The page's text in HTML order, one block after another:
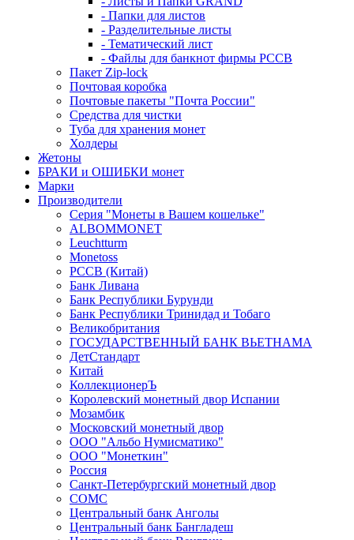
- Папки для листов
- Разделительные листы
- Тематический лист
- Файлы для банкнот фирмы PCCB
Пакет Zip-lock
Почтовая коробка
Почтовые пакеты "Почта России"
Средства для чистки
Туба для хранения монет
Холдеры
Жетоны
БРАКИ и ОШИБКИ монет
Марки
Производители
Серия "Монеты в Вашем кошельке"
ALBOMMONET
Leuchtturm
Monetoss
PCCB (Китай)
Банк Ливана
Банк Республики Бурунди
Банк Республики Тринидад и Тобаго
Великобритания
ГОСУДАРСТВЕННЫЙ БАНК ВЬЕТНАМА
ДетСтандарт
Китай
КоллекционерЪ
Королевский монетный двор Испании
Мозамбик
Московский монетный двор
ООО "Альбо Нумисматико"
ООО "Монеткин"
Россия
Санкт-Петербургский монетный двор
СОМС
Центральный банк Анголы
Центральный банк Бангладеш